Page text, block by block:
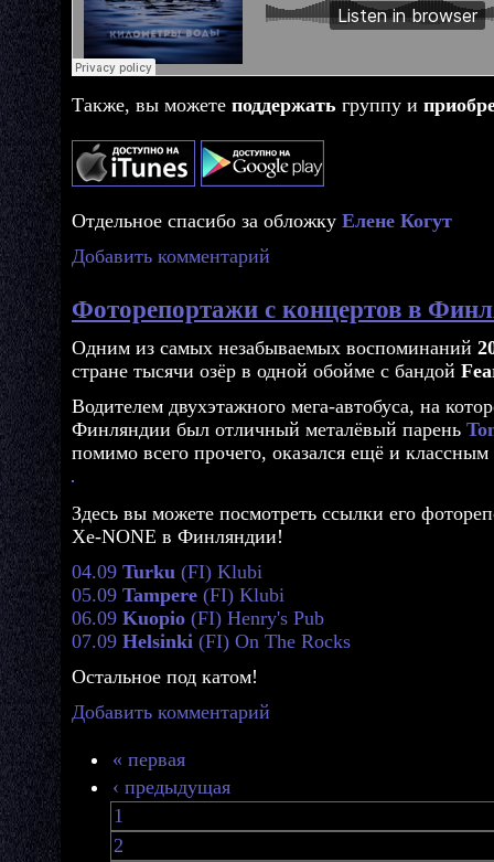
Также, вы можете поддержать группу и
Отдельное спасибо за обложку Елене Когут
Добавить комментарий
Фоторепортажи с концертов в
Одним из самых незабываемых воспоминаний
стране тысячи озёр в одной обойме с бандой
Водителем двухэтажного мега-автобуса, на
Финляндии был отличный металёвый парень
помимо всего прочего, оказался ещё и
Здесь вы можете посмотреть ссылки его
Xe-NONE в Финляндии!
04.09 Turku (FI) Klubi
05.09 Tampere (FI) Klubi
06.09 Kuopio (FI) Henry's Pub
07.09 Helsinki (FI) On The Rocks
Остальное под катом!
Добавить комментарий
« первая
‹ предыдущая
1
2